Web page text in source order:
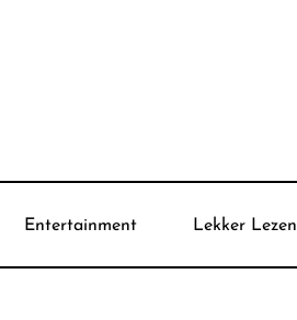
Entertainment Lekker Lezen